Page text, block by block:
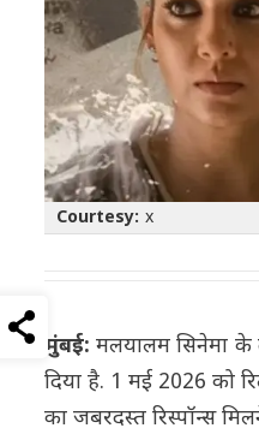
Courtesy: x
मुंबई:मलयालम सिनेमा के
दिया है. 1 मई 2026 को
का जबरदस्त रिस्पॉन्स